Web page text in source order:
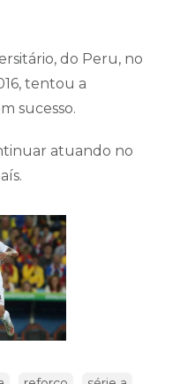
do Peru, no
tentou a
sucesso.
atuando no